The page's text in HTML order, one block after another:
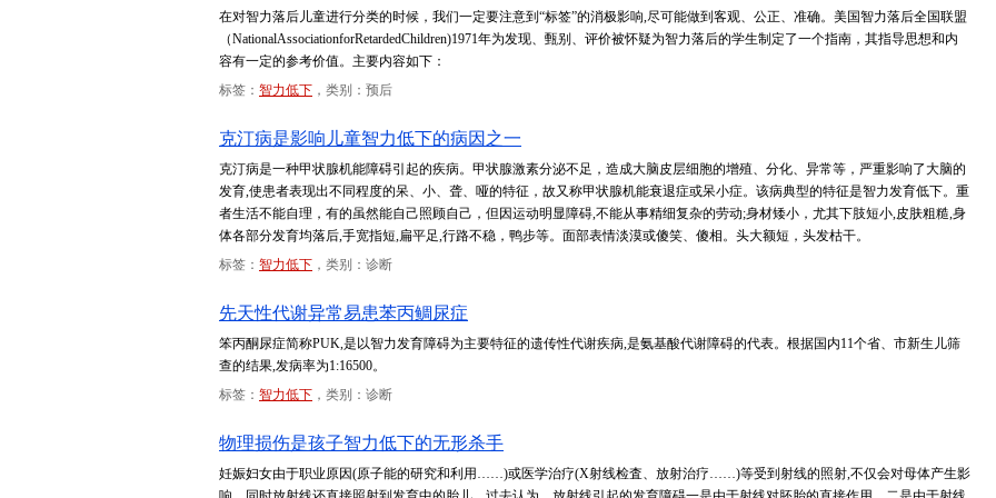
在对智力落后儿童进行分类的时候，我们一定要注意到“标签”的消极影响,尽可能做到客观、公正、准确。美国智力落后全国联盟
（NationalAssociationforRetardedChildren)1971年为发现、甄别、评价被怀疑为智力落后的学生制定了一个指南，其指导思想和内
容有一定的参考价值。主要内容如下：
标签： 智力低下 ，类别：预后
克汀病是影响儿童智力低下的病因之一
克汀病是一种甲状腺机能障碍引起的疾病。甲状腺激素分泌不足，造成大脑皮层细胞的增殖、分化、异常等，严重影响了大脑的
发育,使患者表现出不同程度的呆、小、聋、哑的特征，故又称甲状腺机能衰退症或呆小症。该病典型的特征是智力发育低下。重
者生活不能自理，有的虽然能自己照顾自己，但因运动明显障碍,不能从事精细复杂的劳动;身材矮小，尤其下肢短小,皮肤粗糙,身
体各部分发育均落后,手宽指短,扁平足,行路不稳，鸭步等。面部表情淡漠或傻笑、傻相。头大额短，头发枯干。
标签： 智力低下 ，类别：诊断
先天性代谢异常易患苯丙鲷尿症
笨丙酮尿症简称PUK,是以智力发育障碍为主要特征的遗传性代谢疾病,是氨基酸代谢障碍的代表。根据国内11个省、市新生儿筛
查的结果,发病率为1:16500。
标签： 智力低下 ，类别：诊断
物理损伤是孩子智力低下的无形杀手
妊娠妇女由于职业原因(原子能的研究和利用……)或医学治疗(X射线检査、放射治疗……)等受到射线的照射,不仅会对母体产生影